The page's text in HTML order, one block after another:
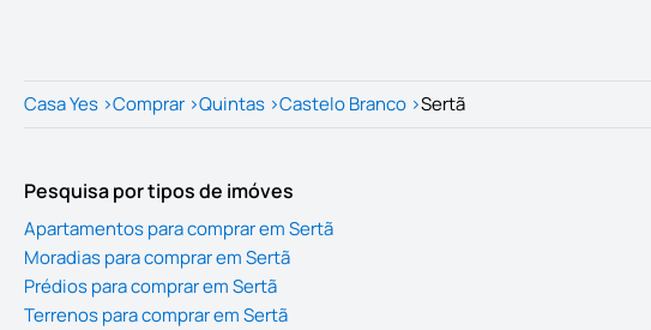
Casa Yes >Comprar >Quintas >Castelo Branco >Sertã
Pesquisa por tipos de imóves
Apartamentos para comprar em Sertã
Moradias para comprar em Sertã
Prédios para comprar em Sertã
Terrenos para comprar em Sertã